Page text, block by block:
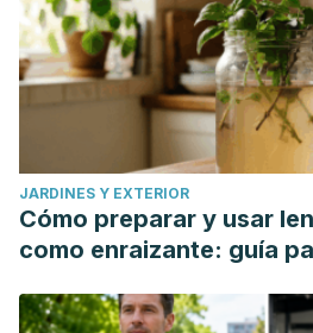
JARDINES Y EXTERIOR
Cómo preparar y usar
como enraizante: guía